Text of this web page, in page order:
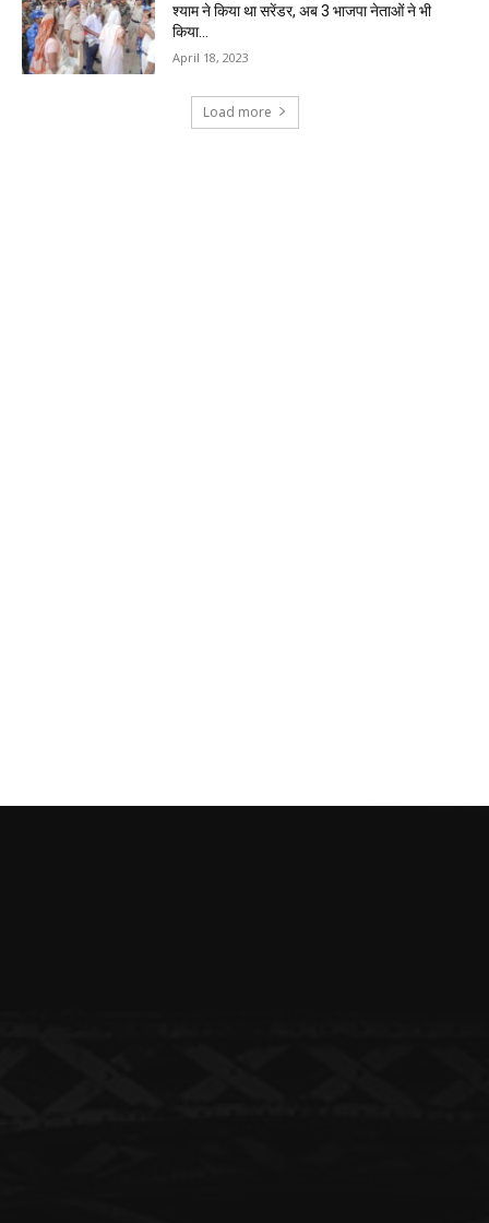
श्याम ने किया था सरेंडर, अब 3 भाजपा नेताओं ने भी
किया...
April 18, 2023
Load more